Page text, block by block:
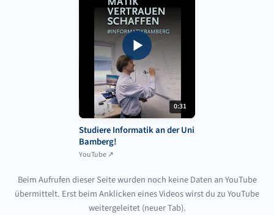
0:31
Studiere Informatik an der Uni
Bamberg!
YouTube ↗
Beim Aufrufen dieser Seite wurden noch keine Daten an YouTube
übermittelt. Erst beim Anklicken eines Videos wirst du zu YouTube
weitergeleitet (neuer Tab).